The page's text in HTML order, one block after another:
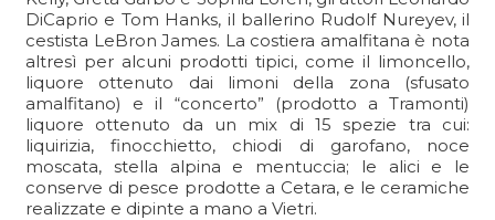
DiCaprio e Tom Hanks, il ballerino Rudolf Nureyev, il
cestista LeBron James. La costiera amalfitana è nota
altresì per alcuni prodotti tipici, come il limoncello,
liquore ottenuto dai limoni della zona (sfusato
amalfitano) e il “concerto” (prodotto a Tramonti)
liquore ottenuto da un mix di 15 spezie tra cui:
liquirizia, finocchietto, chiodi di garofano, noce
moscata, stella alpina e mentuccia; le alici e le
conserve di pesce prodotte a Cetara, e le ceramiche
realizzate e dipinte a mano a Vietri.